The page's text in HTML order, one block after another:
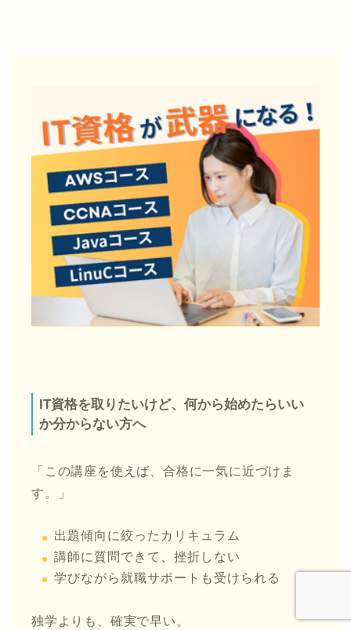
IT資格を取りたいけど、何から始めたらいい
か分からない方へ
「この講座を使えば、合格に一気に近づけま
す。」
出題傾向に絞ったカリキュラム
講師に質問できて、挫折しない
学びながら就職サポートも受けられる
独学よりも、確実で早い。